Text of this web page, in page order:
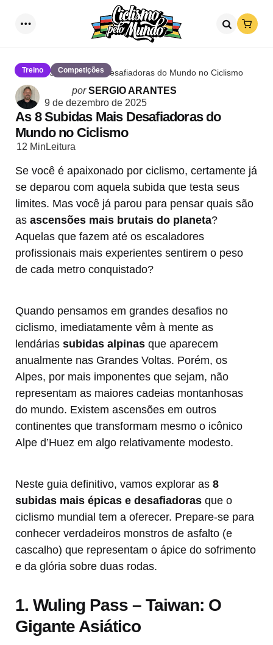
Loja
Treino Competições
As 8 Subidas Mais Desafiadoras do Mundo no Ciclismo
Postado
por
porSERGIO ARANTES
9 de dezembro de 2025
As 8 Subidas Mais Desafiadoras do
Mundo no Ciclismo
12 Min Leitura
Se você é apaixonado por ciclismo, certamente já
se deparou com aquela subida que testa seus
limites. Mas você já parou para pensar quais são
as ascensões mais brutais do planeta?
Aquelas que fazem até os escaladores
profissionais mais experientes sentirem o peso
de cada metro conquistado?
Quando pensamos em grandes desafios no
ciclismo, imediatamente vêm à mente as
lendárias subidas alpinas que aparecem
anualmente nas Grandes Voltas. Porém, os
Alpes, por mais imponentes que sejam, não
representam as maiores cadeias montanhosas
do mundo. Existem ascensões em outros
continentes que transformam mesmo o icônico
Alpe d’Huez em algo relativamente modesto.
Neste guia definitivo, vamos explorar as 8
subidas mais épicas e desafiadoras que o
ciclismo mundial tem a oferecer. Prepare-se para
conhecer verdadeiros monstros de asfalto (e
cascalho) que representam o ápice do sofrimento
e da glória sobre duas rodas.
1. Wuling Pass – Taiwan: O
Gigante Asiático